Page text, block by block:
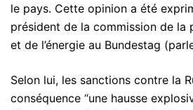
le pays. Cette opinion a été
président de la commission de la
et de l’énergie au Bundestag
Selon lui, les sanctions contre la
conséquence “une hausse